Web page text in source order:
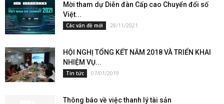
Mời tham dự Diễn đàn Cấp cao Chuyển đổi số
Việt...
Các vấn đề mới 28/11/2021
HỘI NGHỊ TỔNG KẾT NĂM 2018 VÀ TRIỂN KHAI
NHIỆM VỤ...
Tin tức 07/01/2019
Thông báo về việc thanh lý tài sản